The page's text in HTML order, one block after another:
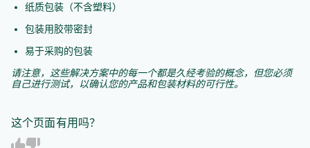
纸质包装（不含塑料）
包装用胶带密封
易于采购的包装
请注意，这些解决方案中的每一个都是久经考验的概念，但您必须
自己进行测试，以确认您的产品和包装材料的可行性。
这个页面有用吗？
Y
N